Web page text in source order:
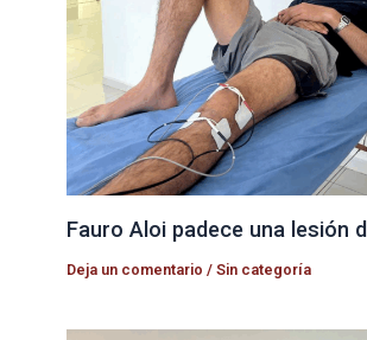
Fauro Aloi padece una lesión
Deja un comentario /Sin categoría